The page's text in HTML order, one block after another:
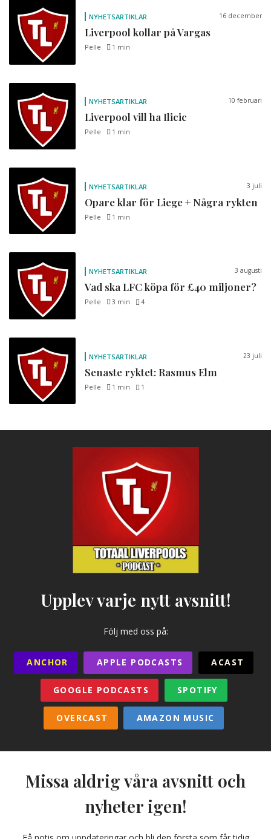
NYHETSARTIKLAR 16 december
Liverpool kollar på Vargas
Pelle 1 min
NYHETSARTIKLAR 10 februari
Liverpool vill ha Ilicic
Pelle 1 min
NYHETSARTIKLAR 3 juli
Opare klar för Liege + Några rykten
Pelle 1 min
NYHETSARTIKLAR 3 augusti
Vad ska LFC köpa för £40 miljoner?
Pelle 3 min 4
NYHETSARTIKLAR 23 juli
Senaste ryktet: Rasmus Elm
Pelle 1 min 1
Upplev varje nytt avsnitt!
Följ med oss på:
ANCHOR APPLE PODCASTS ACAST
GOOGLE PODCASTS SPOTIFY
OVERCAST AMAZON MUSIC
Missa aldrig våra avsnitt och
nyheter igen!